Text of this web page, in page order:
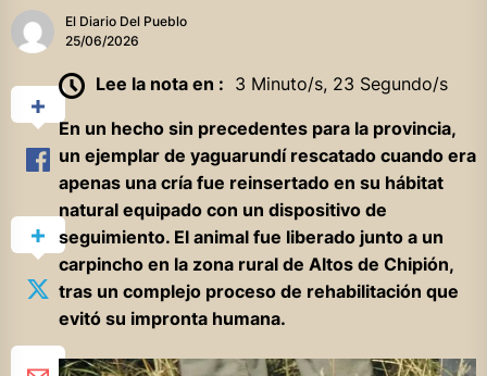
El Diario Del Pueblo
25/06/2026
Lee la nota en : 3 Minuto/s, 23 Segundo/s
En un hecho sin precedentes para la provincia,
un ejemplar de yaguarundí rescatado cuando era
apenas una cría fue reinsertado en su hábitat
natural equipado con un dispositivo de
seguimiento. El animal fue liberado junto a un
carpincho en la zona rural de Altos de Chipión,
tras un complejo proceso de rehabilitación que
evitó su impronta humana.